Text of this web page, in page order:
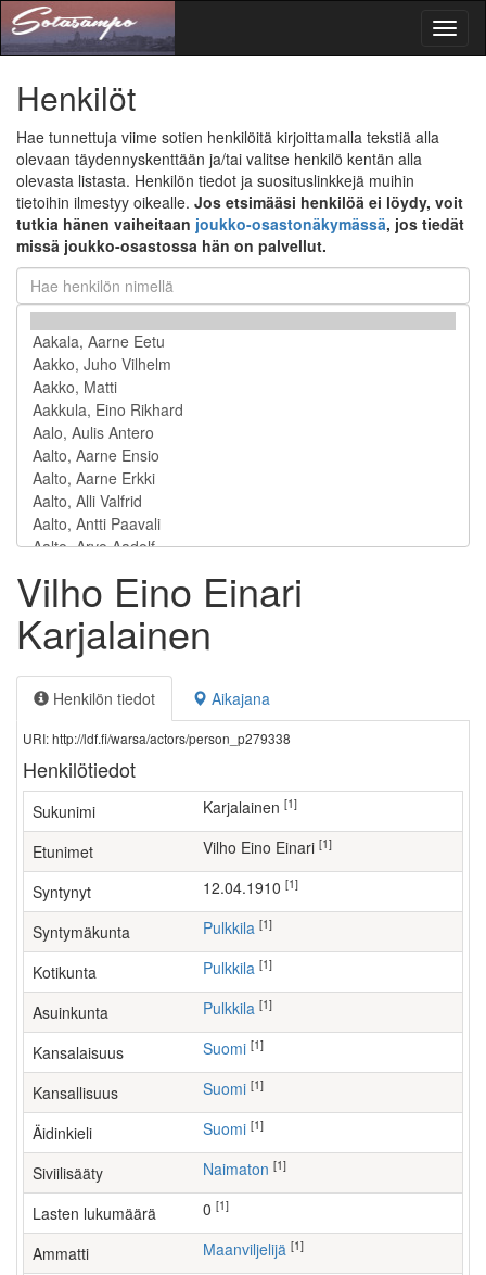
Henkilöt
Hae tunnettuja viime sotien henkilöitä kirjoittamalla tekstiä alla
olevaan täydennyskenttään ja/tai valitse henkilö kentän alla
olevasta listasta. Henkilön tiedot ja suosituslinkkejä muihin
tietoihin ilmestyy oikealle. Jos etsimääsi henkilöä ei löydy, voit
tutkia hänen vaiheitaan joukko-osastonäkymässä, jos tiedät
missä joukko-osastossa hän on palvellut.
Vilho Eino Einari
Karjalainen
Henkilön tiedot Aikajana
URI: http://ldf.fi/warsa/actors/person_p279338
Henkilötiedot
Sukunimi Karjalainen [1]
Etunimet Vilho Eino Einari [1]
Syntynyt 12.04.1910 [1]
Syntymäkunta Pulkkila [1]
Kotikunta Pulkkila [1]
Asuinkunta Pulkkila [1]
Kansalaisuus Suomi [1]
Kansallisuus Suomi [1]
Äidinkieli Suomi [1]
Siviilisääty Naimaton [1]
Lasten lukumäärä [1]
Ammatti maanviljelijä [1]